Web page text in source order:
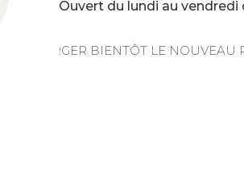
Ouvert du lundi au vendredi
TÉLÉCHARGER BIENTÔT LE NOUVEAU